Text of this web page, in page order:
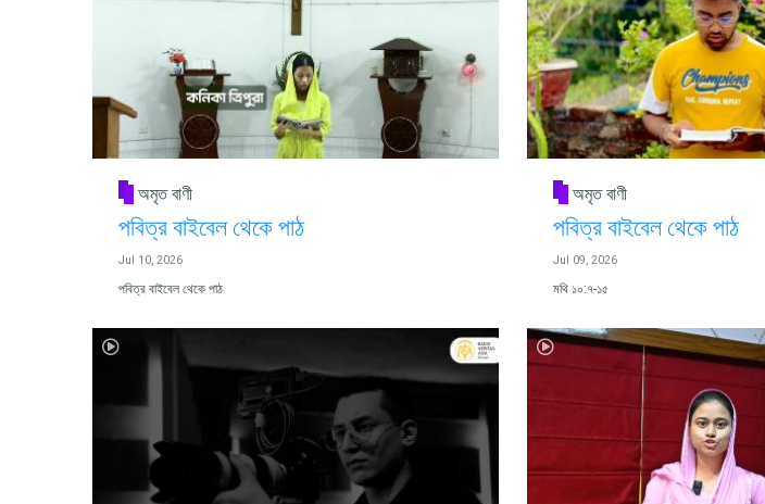
অমৃত বাণী
পবিত্র বাইবেল থেকে পাঠ
Jul 10, 2026
পবিত্র বাইবেল থেকে পাঠ
অমৃত বাণী
পবিত্র বাইবেল থেকে পাঠ
Jul 09, 2026
মথি ১০:৭-১৫